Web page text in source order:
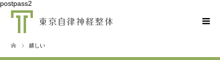
postpass2
嬉しい